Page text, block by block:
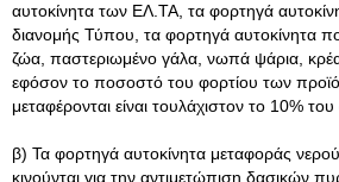
αυτοκίνητα των ΕΛ.ΤΑ, τα φορτηγά
διανομής Τύπου, τα φορτηγά αυτοκίνητα
ζώα, παστεριωμένο γάλα, νωπά ψάρια,
εφόσον το ποσοστό του φορτίου των
μεταφέρονται είναι τουλάχιστον το 10%
β) Τα φορτηγά αυτοκίνητα μεταφοράς
κινούνται για την αντιμετώπιση δασικών